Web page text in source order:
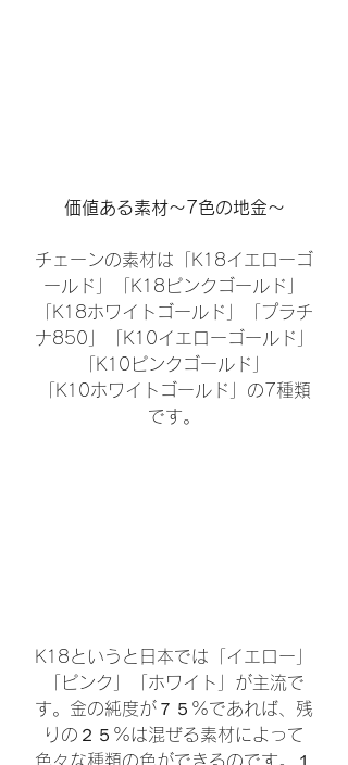
価値ある素材～7色の地金～
チェーンの素材は「K18イエローゴ
ールド」「K18ピンクゴールド」
「K18ホワイトゴールド」「プラチ
ナ850」「K10イエローゴールド」
「K10ピンクゴールド」
「K10ホワイトゴールド」の7種類
です。
K18というと日本では「イエロー」
「ピンク」「ホワイト」が主流で
す。金の純度が７５%であれば、残
りの２５%は混ぜる素材によって
色々な種類の色ができるのです。１